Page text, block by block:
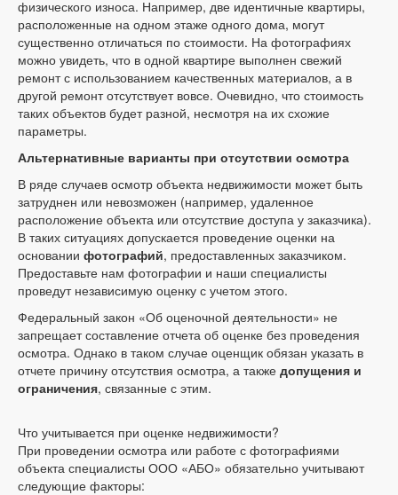
физического износа. Например, две идентичные квартиры,
расположенные на одном этаже одного дома, могут
существенно отличаться по стоимости. На фотографиях
можно увидеть, что в одной квартире выполнен свежий
ремонт с использованием качественных материалов, а в
другой ремонт отсутствует вовсе. Очевидно, что стоимость
таких объектов будет разной, несмотря на их схожие
параметры.
Альтернативные варианты при отсутствии осмотра
В ряде случаев осмотр объекта недвижимости может быть
затруднен или невозможен (например, удаленное
расположение объекта или отсутствие доступа у заказчика).
В таких ситуациях допускается проведение оценки на
основании фотографий, предоставленных заказчиком.
Предоставьте нам фотографии и наши специалисты
проведут независимую оценку с учетом этого.
Федеральный закон «Об оценочной деятельности» не
запрещает составление отчета об оценке без проведения
осмотра. Однако в таком случае оценщик обязан указать в
отчете причину отсутствия осмотра, а также допущения и
ограничения, связанные с этим.
Что учитывается при оценке недвижимости?
При проведении осмотра или работе с фотографиями
объекта специалисты ООО «АБО» обязательно учитывают
следующие факторы: